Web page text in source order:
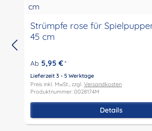
Strümpfe rose für
45 cm
Ab 5,95 € *
Lieferzeit 3 - 5 Werktage
Preis inkl. MwSt., zzgl. Versandkosten
Produktnummer: 0028174M
Details